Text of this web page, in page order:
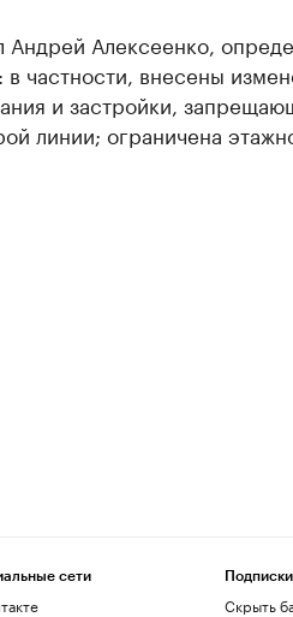
Андрей Алексеенко,
частности, внесены
и застройки,
линии; ограничена
сети Подписки
Скрыть